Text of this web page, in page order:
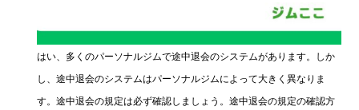
はい、多くのパーソナルジムで途中退会のシステムがあります。しか
し、途中退会のシステムはパーソナルジムによって大きく異なりま
す。途中退会の規定は必ず確認しましょう。途中退会の規定の確認方